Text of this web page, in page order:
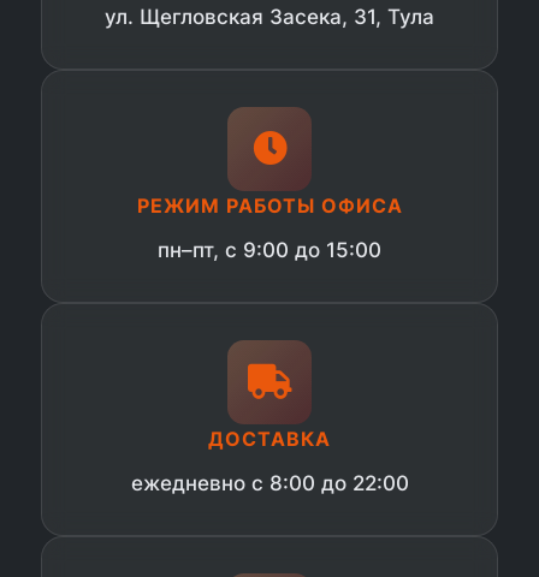
ул. Щегловская Засека, 31, Тула
РЕЖИМ РАБОТЫ ОФИСА
пн–пт, с 9:00 до 15:00
ДОСТАВКА
ежедневно с 8:00 до 22:00